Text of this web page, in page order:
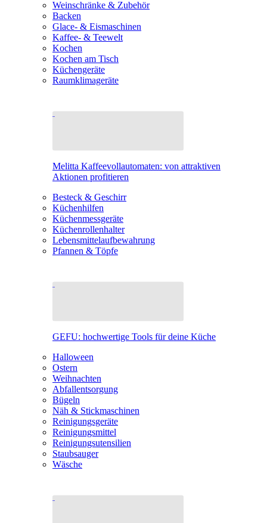
Weinschränke & Zubehör
Backen
Glace- & Eismaschinen
Kaffee- & Teewelt
Kochen
Kochen am Tisch
Küchengeräte
Raumklimageräte
Melitta Kaffeevollautomaten: von attraktiven
Aktionen profitieren
Besteck & Geschirr
Küchenhilfen
Küchenmessgeräte
Küchenrollenhalter
Lebensmittelaufbewahrung
Pfannen & Töpfe
GEFU: hochwertige Tools für deine Küche
Halloween
Ostern
Weihnachten
Abfallentsorgung
Bügeln
Näh & Stickmaschinen
Reinigungsgeräte
Reinigungsmittel
Reinigungsutensilien
Staubsauger
Wäsche